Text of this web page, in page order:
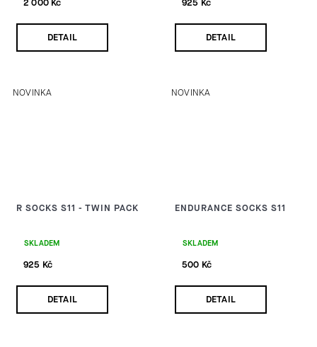
2 000 Kč
DETAIL
925 Kč
DETAIL
NOVINKA
R SOCKS S11 - TWIN PACK
SKLADEM
925 Kč
DETAIL
NOVINKA
ENDURANCE SOCKS S11
SKLADEM
500 Kč
DETAIL